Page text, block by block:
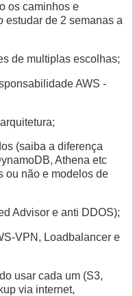
os caminhos e
estudar de 2 semanas a
de multiplas escolhas;
AWS -
(saiba a diferença
Athena etc
ou não e modelos de
Advisor e anti DDOS);
VPN, Loadbalancer e
usar cada um (S3,
via internet,